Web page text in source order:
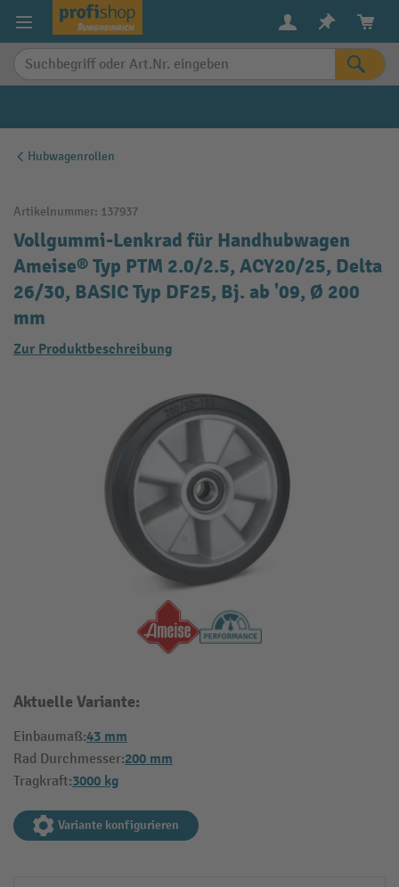
springen
Hubwagenrollen
Artikelnummer: 137937
Vollgummi-Lenkrad für Handhubwagen
Ameise® Typ PTM 2.0/2.5, ACY20/25, Delta
26/30, BASIC Typ DF25, Bj. ab '09, Ø 200
mm
Zur Produktbeschreibung
Aktuelle Variante:
Einbaumaß:43 mm
Rad Durchmesser:200 mm
Tragkraft:3000 kg
Variante konfigurieren